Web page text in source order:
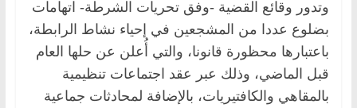
وتدور وقائع القضية -وفق تحريات الشرطة- اتهامات
بضلوع عددا من المشجعين في إحياء نشاط الرابطة،
باعتبارها محظورة قانونا، والتي أُعلن عن حلها العام
قبل الماضي، وذلك عبر عقد اجتماعات تنظيمية
بالمقاهي والكافتيريات، بالإضافة لمحادثات جماعية